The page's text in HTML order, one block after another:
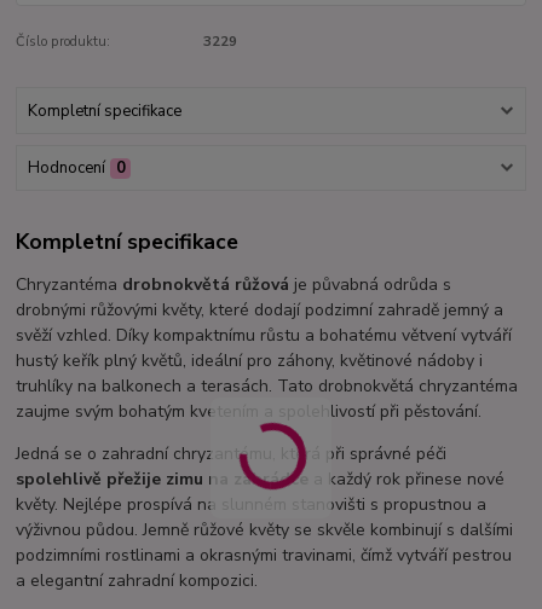
Číslo produktu: 3229
Kompletní specifikace
Hodnocení 0
Kompletní specifikace
Chryzantéma drobnokvětá růžová je půvabná odrůda s
drobnými růžovými květy, které dodají podzimní zahradě jemný a
svěží vzhled. Díky kompaktnímu růstu a bohatému větvení vytváří
hustý keřík plný květů, ideální pro záhony, květinové nádoby i
truhlíky na balkonech a terasách. Tato drobnokvětá chryzantéma
zaujme svým bohatým kvetením a spolehlivostí při pěstování.
Jedná se o zahradní chryzantému, která při správné péči
spolehlivě přežije zimu na zahrádce
a každý rok přinese nové
květy. Nejlépe prospívá na slunném stanovišti s propustnou a
výživnou půdou. Jemně růžové květy se skvěle kombinují s dalšími
podzimními rostlinami a okrasnými travinami, čímž vytváří pestrou
a elegantní zahradní kompozici.